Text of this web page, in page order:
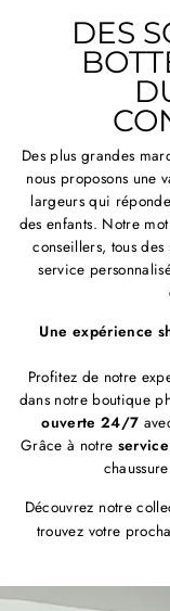
DES
Des plus grandes
nous proposons une
largeurs qui
des enfants. Notre
conseillers, tous
service
Une expérience
Profitez de notre
dans notre boutique
ouverte 24/7
Grâce à notre
Découvrez notre
trouvez votre